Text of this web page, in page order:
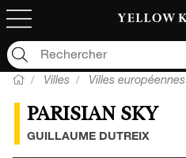
Villes Villes européennes
PARISIAN SKY
GUILLAUME DUTREIX